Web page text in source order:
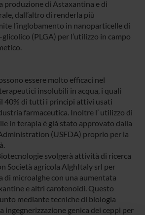
produzione di Astaxantina e di
dall’altro di renderla più
l’inglobamento in nanoparticelle di
(PLGA) per l’utilizzo in campo
essere molto efficaci nel
insolubili in acqua, i quali
40% di tutti i principi attivi usati
farmaceutica. Inoltre l’ utilizzo di
in terapia è già stato approvato dalla
(USFDA) proprio per la
svolgerà attività di ricerca
Società agricola AlghItaly srl per
di microalghe con una aumentata
e altri carotenoidi. Questo
mediante tecniche di biologia
ingegnerizzazione genica dei ceppi per